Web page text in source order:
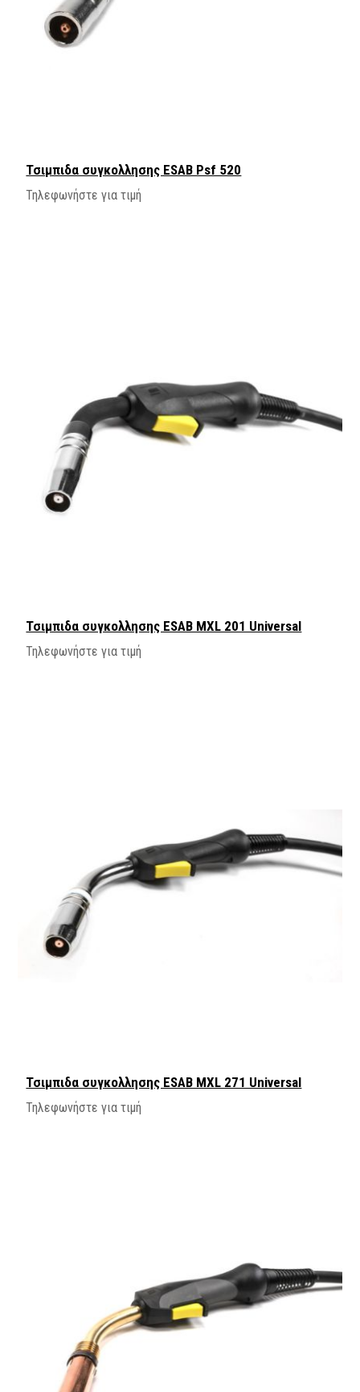
Τσιμπιδα συγκολλησης ΕSAB Psf 520
Τηλεφωνήστε για τιμή
Τσιμπιδα συγκολλησης ΕSAB MXL 201 Universal
Τηλεφωνήστε για τιμή
Τσιμπιδα συγκολλησης ΕSAB MXL 271 Universal
Τηλεφωνήστε για τιμή